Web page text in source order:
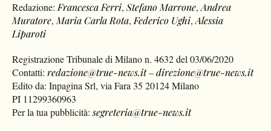
Redazione:Francesca Ferri,Stefano Marrone,Andrea
Muratore,Maria Carla Rota,Federico Ughi,Alessia
Liparoti
Registrazione Tribunale di Milano n. 4632 del 03/06/2020
Contatti:redazione@true-news.it–direzione@true-news.it
Edito da: Inpagina Srl, via Fara 35 20124 Milano
PI 11299360963
Per la tua pubblicità:segreteria@true-news.it